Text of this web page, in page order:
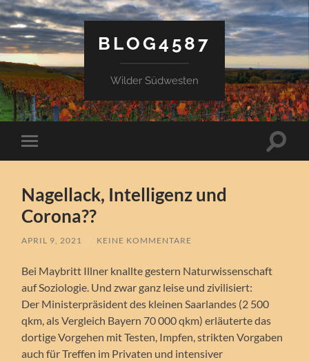
BLOG4587
Wilder Südwesten
Mobile-
Menü
Nagellack, Intelligenz und
Corona??
APRIL 9, 2021 / KEINE KOMMENTARE
Bei Maybritt Illner knallte gestern Naturwissenschaft
auf Soziologie. Und zwar ganz leise und zivilisiert:
Der Ministerpräsident des kleinen Saarlandes (2 500
qkm, als Vergleich Bayern 70 000 qkm) erläuterte das
dortige Vorgehen mit Testen, Impfen, strikten Vorgaben
auch für Treffen im Privaten und intensiver